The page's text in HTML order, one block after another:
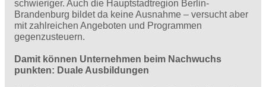
schwieriger. Auch die Hauptstadtregion Berlin-
Brandenburg bildet da keine Ausnahme – versucht aber
mit zahlreichen Angeboten und Programmen
gegenzusteuern.
Damit können Unternehmen beim Nachwuchs
punkten: Duale Ausbildungen